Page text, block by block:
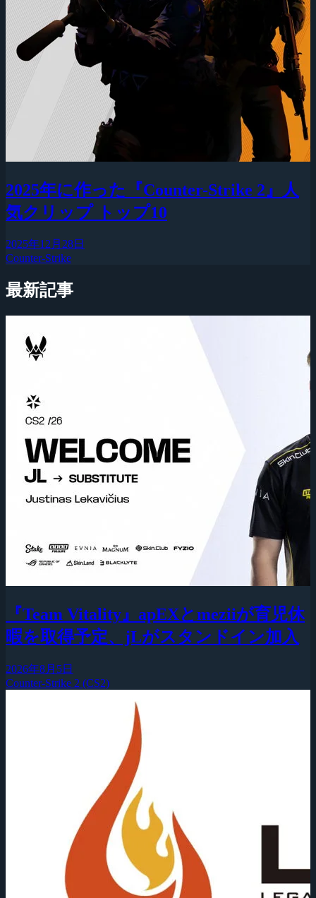
2025年に作った『Counter-Strike 2』人
気クリップ トップ10
2025年12月28日
Counter-Strike
最新記事
『Team Vitality』apEXとmeziiが育児休
暇を取得予定、jLがスタンドイン加入
2026年8月5日
Counter-Strike 2 (CS2)